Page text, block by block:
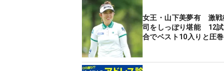
女王・山下美夢有 激戦
司をしっぽり堪能 12
合でベスト10入りと圧